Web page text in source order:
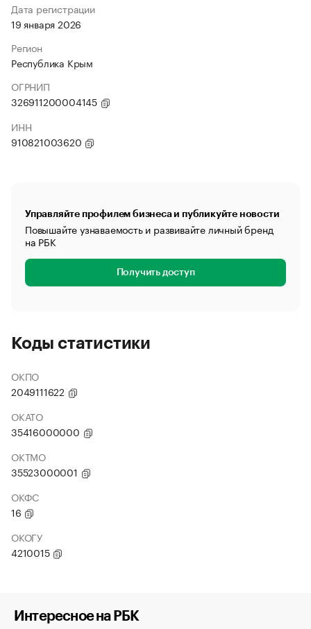
Дата регистрации
19 января 2026
Регион
Республика Крым
ОГРНИП
326911200004145
ИНН
910821003620
Управляйте профилем бизнеса и публикуйте новости
Повышайте узнаваемость и развивайте личный бренд
на РБК
Получить доступ
Коды статистики
ОКПО
2049111622
ОКАТО
35416000000
ОКТМО
35523000001
ОКФС
16
ОКОГУ
4210015
Интересное на РБК